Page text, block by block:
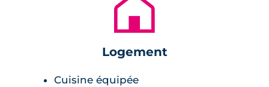
Le bâtiment de la résidence est parfaitement
sécurisé. Son accès se fait par le biais d'un
digicode ou d'un badge d'accès.
🏚
Logement
Cuisine équipée